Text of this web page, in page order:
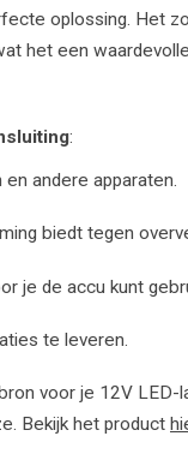
oplossing. Het
het een
:
andere apparaten.
biedt tegen
je de accu kunt
te leveren.
voor je 12V LED-
Bekijk het product